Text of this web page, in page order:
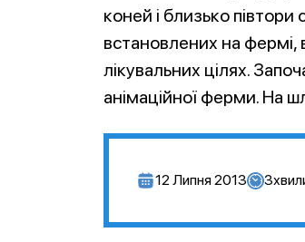
коней і близько
встановлених на фермі,
лікувальних цілях.
анімаційної ферми. На
12 Липня 2013 3